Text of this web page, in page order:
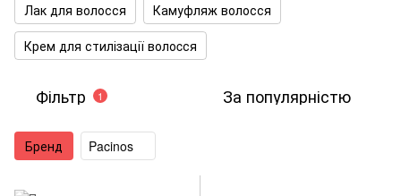
Лак для волосся
Камуфляж волосся
Крем для стилізації волоcся
Фільтр 1 За популярністю
Бренд Pacinos